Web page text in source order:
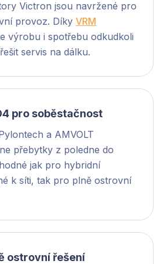
Victron jsou navržené pro
provoz. Díky VRM
výrobu i spotřebu odkudkoli
servis na dálku.
pro soběstačnost
a AMVOLT
přebytky z poledne do
jak pro hybridní
k síti, tak pro plně ostrovní
ostrovní řešení